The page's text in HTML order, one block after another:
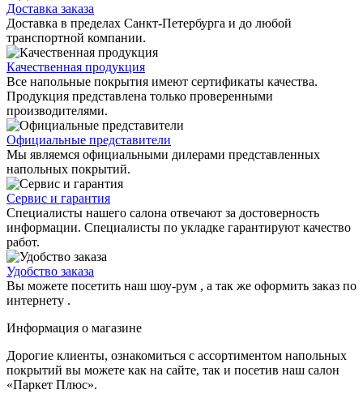
Доставка заказа
Доставка в пределах Санкт-Петербурга и до любой
транспортной компании.
Качественная продукция
Все напольные покрытия имеют сертификаты качества.
Продукция представлена только проверенными
производителями.
Официальные представители
Мы являемся официальными дилерами представленных
напольных покрытий.
Сервис и гарантия
Специалисты нашего салона отвечают за достоверность
информации. Специалисты по укладке гарантируют качество
работ.
Удобство заказа
Вы можете посетить наш шоу-рум , а так же оформить заказ по
интернету .
Информация о магазине
Дорогие клиенты, ознакомиться с ассортиментом напольных
покрытий вы можете как на сайте, так и посетив наш салон
«Паркет Плюс».